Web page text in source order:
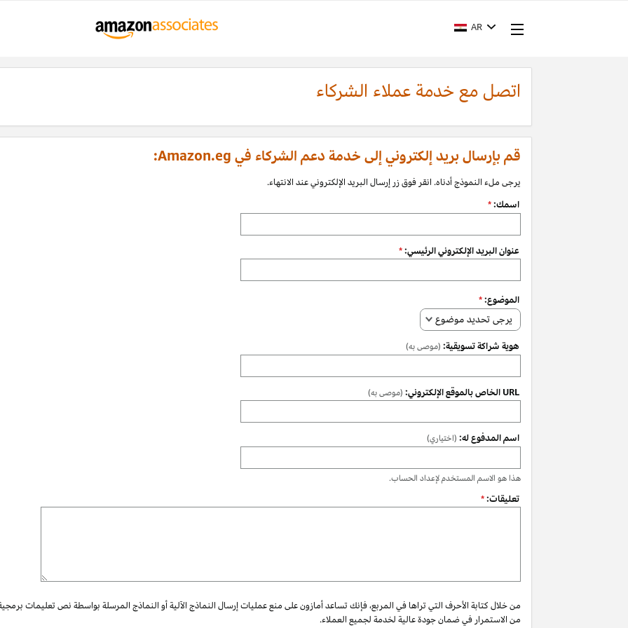
AR
اتصل مع خدمة عملاء الشركاء
قم بإرسال بريد إلكتروني إلى خدمة دعم الشركاء في Amazon.eg:
يرجى ملء النموذج أدناه. انقر فوق زر إرسال البريد الإلكتروني عند الانتهاء.
اسمك:*
عنوان البريد الإلكتروني الرئيسي:*
الموضوع:*
يرجى تحديد موضوع
هوية شراكة تسويقية: (موصى به)
URL الخاص بالموقع الإلكتروني: (موصى به)
اسم المدفوع له: (اختياري)
هذا هو الاسم المستخدم لإعداد الحساب.
تعليقات:*
من خلال كتابة الأحرف التي تراها في المربع، فإنك تساعد أمازون على منع عمليات إرسال النماذج الآلية أو النماذج المرسلة بواسطة نص تعليمات
من الاستمرار في ضمان جودة عالية لخدمة لجميع العملاء.